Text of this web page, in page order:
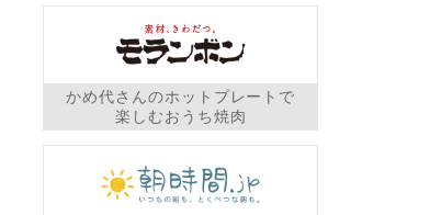
かめ代さんのホットプレートで
楽しむおうち焼肉